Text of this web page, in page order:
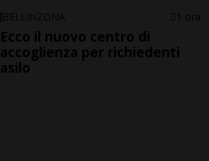
BELLINZONA 1 ora
Ecco il nuovo centro di
accoglienza per richiedenti
asilo